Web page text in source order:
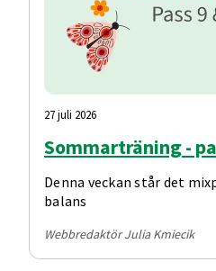
27 juli 2026
Sommarträning -
Denna veckan står det
balans
Webbredaktör Julia Kmiecik